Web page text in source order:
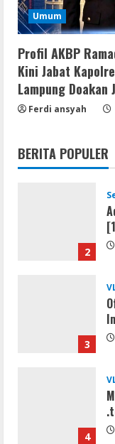
Umum
Profil AKBP
Kini Jabat
Lampung Doakan
Ferdi ansyah
BERITA POPULER
5
1
2
3
4